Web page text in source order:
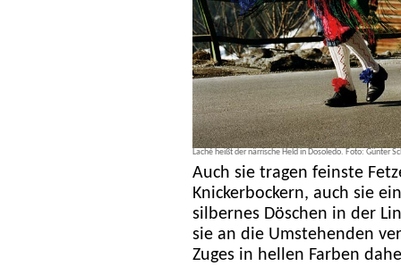
Laché heißt der närrische Held in Dosoledo. Foto: Günter
Auch sie tragen feinste
Knickerbockern, auch sie
silbernes Döschen in der
sie an die Umstehenden
Zuges in hellen Farben